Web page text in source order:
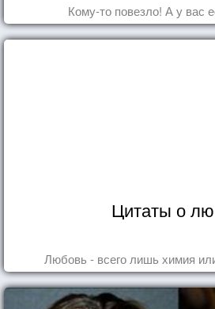
Кому-то повезло! А у вас
Цитаты о
Любовь - всего лишь химия